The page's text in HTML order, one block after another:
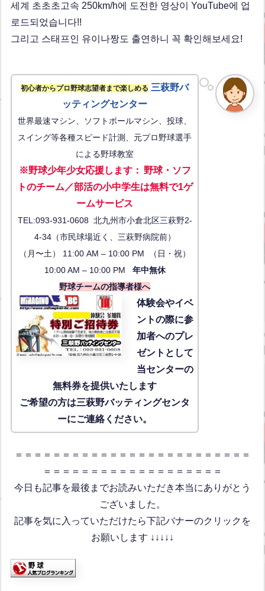
세계 초초초고속 250km/h에 도전한 영상이 YouTube에 업
로드되었습니다!!
그리고 스태프인 유이나짱도 출연하니 꼭 확인해보세요!
初心者からプロ野球志望者まで楽しめる 三萩野バ
ッティングセンター
世界最速マシン、ソフトボールマシン、投球、
スイング等各種スピード計測、元プロ野球選手
による野球教室
※野球少年少女応援します： 野球・ソフ
トのチーム／部活の小中学生は無料で1ゲ
ームサービス
TEL:093-931-0608 北九州市小倉北区三萩野2-
4-34（市民球場近く、三萩野病院前）
（月〜土） 11:00 AM – 10:00 PM （日・祝）
10:00 AM – 10:00 PM 年中無休
野球チームの指導者様へ
体験会やイベ
ントの際に参
加者へのプレ
ゼントとして
当センターの
無料券を提供いたします
ご希望の方は三萩野バッティングセンタ
ーにご連絡ください。
＝＝＝＝＝＝＝＝＝＝＝＝＝＝＝＝＝＝＝＝＝＝＝＝＝
＝＝＝＝＝＝＝＝＝＝＝＝＝＝＝＝＝＝＝
今日も記事を最後までお読みいただき本当にありがとう
ございました。
記事を気に入っていただけたら下記バナーのクリックを
お願いします ↓↓↓↓↓